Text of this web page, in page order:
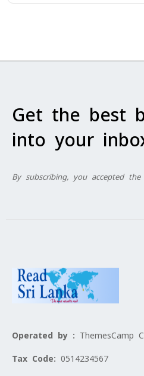
Get the best
into your
By subscribing, you accepted
Operated by : ThemesCamp
Tax Code: 0514234567